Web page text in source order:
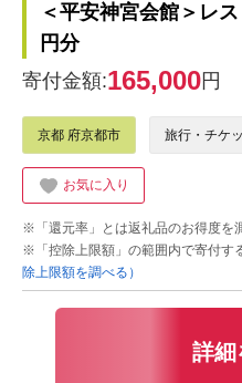
＜平安神宮会館＞レ
円分
寄付金額:165,000円
京都 府京都市 旅行・チケ
お気に入り
※「還元率」とは返礼品のお得度を
※「控除上限額」の範囲内で寄付す
除上限額を調べる）
詳細